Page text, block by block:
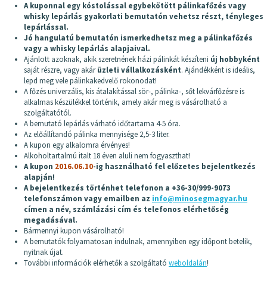
A kuponnal egy kóstolással egybekötött pálinkafőzés vagy
whisky lepárlás gyakorlati bemutatón vehetsz részt, tényleges
lepárlással.
Jó hangulatú bemutatón ismerkedhetsz meg a pálinkafőzés
vagy a whisky lepárlás alapjaival.
Ajánlott azoknak, akik szeretnének házi pálinkát készíteni új hobbyként
saját részre, vagy akárüzleti vállalkozásként. Ajándékként is ideális,
lepd meg vele pálinkakedvelő rokonodat!
A főzés univerzális, kis átalakítással sör-, pálinka-, sőt lekvárfőzésre is
alkalmas készülékkel történik, amely akár meg is vásárolható a
szolgáltatótól.
A bemutató lepárlás várható időtartama 4-5 óra.
Az előállítandó pálinka mennyisége 2,5-3 liter.
A kupon egy alkalomra érvényes!
Alkoholtartalmú italt 18 éven aluli nem fogyaszthat!
A kupon 2016.06.10-ig használható fel előzetes bejelentkezés
alapján!
A bejelentkezés történhet telefonon a +36-30/999-9073
telefonszámon vagy emailben az info@minosegmagyar.hu
címen a név, számlázási cím és telefonos elérhetőség
megadásával.
Bármennyi kupon vásárolható!
A bemutatók folyamatosan indulnak, amennyiben egy időpont betelik,
nyitnak újat.
További információk elérhetők a szolgáltató weboldalán!